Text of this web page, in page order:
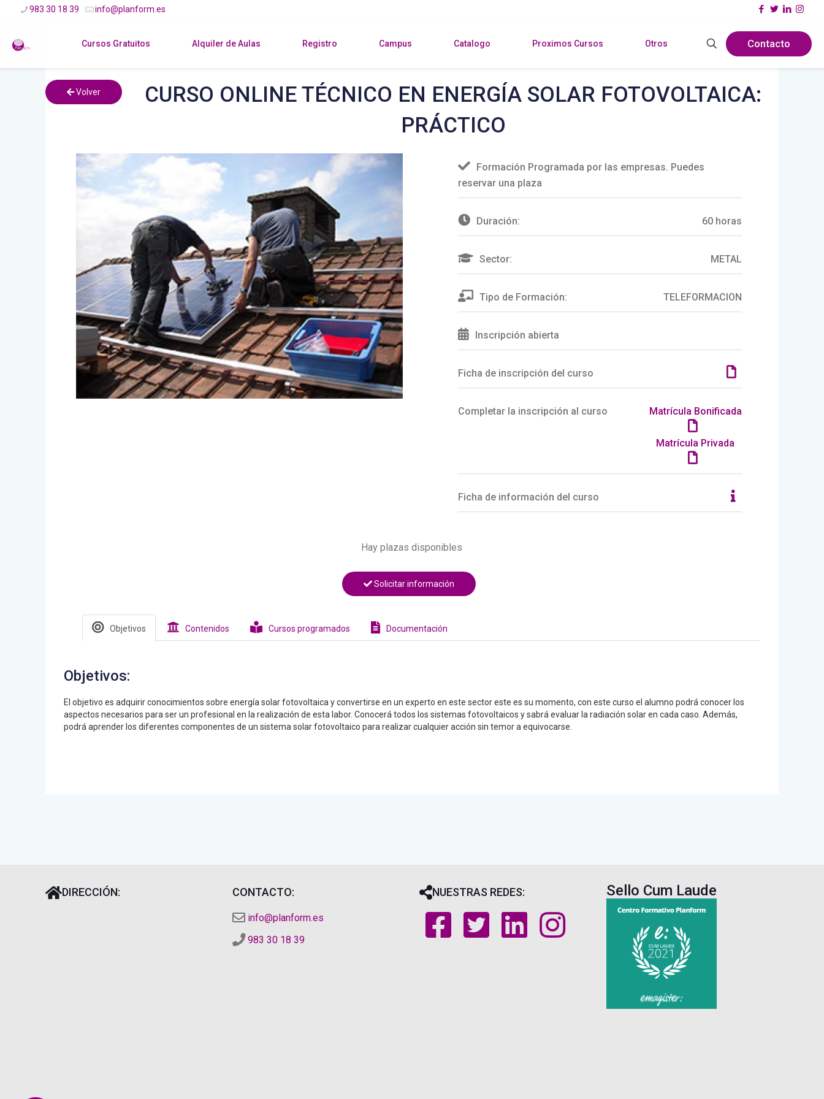
983 30 18 39 info@planform.es
Cursos Gratuitos Alquiler de Aulas Registro Campus Catalogo Proximos Cursos Otros Contacto
Volver
CURSO ONLINE TÉCNICO EN ENERGÍA SOLAR FOTOVOLTAICA:
PRÁCTICO
Formación Programada por las empresas. Puedes
reservar una plaza
Duración: 60 horas
Sector: METAL
Tipo de Formación: TELEFORMACION
Inscripción abierta
Ficha de inscripción del curso
Completar la inscripción al curso Matrícula Bonificada
Matrícula Privada
Ficha de información del curso
Hay plazas disponibles
Solicitar información
Objetivos Contenidos Cursos programados Documentación
Objetivos:
El objetivo es adquirir conocimientos sobre energía solar fotovoltaica y convertirse en un experto en este sector este es su momento, con este curso el alumno podrá conocer los
aspectos necesarios para ser un profesional en la realización de esta labor. Conocerá todos los sistemas fotovoltaicos y sabrá evaluar la radiación solar en cada caso. Además,
podrá aprender los diferentes componentes de un sistema solar fotovoltaico para realizar cualquier acción sin temor a equivocarse.
DIRECCIÓN: CONTACTO:
info@planform.es
983 30 18 39
NUESTRAS REDES: Sello Cum Laude